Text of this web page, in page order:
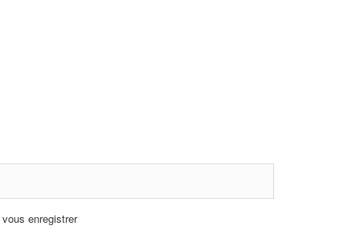
vous enregistrer